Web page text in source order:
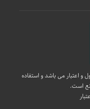
اعتبار می باشد و استفاده
است.